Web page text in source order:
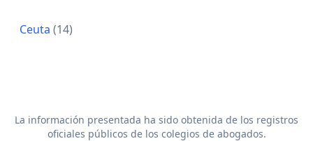
Ceuta (14)
La información presentada ha sido obtenida de los registros
oficiales públicos de los colegios de abogados.